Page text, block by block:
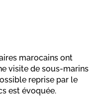
marocains ont
visite de sous-marins
reprise par le
est évoquée.